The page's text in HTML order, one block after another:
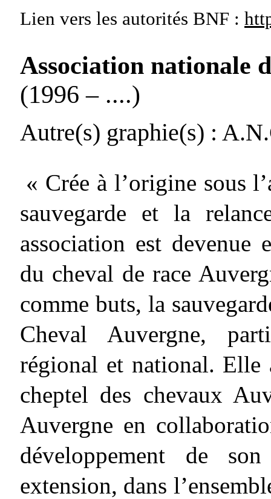
Lien vers les autorités BNF :
Association nationale
(1996 – ....)
Autre(s) graphie(s) :
« Crée à l’origine sous
sauvegarde et la
association est devenue
du cheval de race
comme buts, la
Cheval Auvergne,
régional et national. Elle
cheptel des chevaux
Auvergne en
développement de
extension, dans